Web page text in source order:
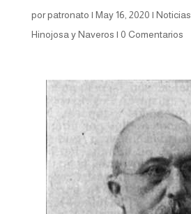
porpatronato | May 16, 2020 | Noticias
Hinojosa y Naveros | 0 Comentarios